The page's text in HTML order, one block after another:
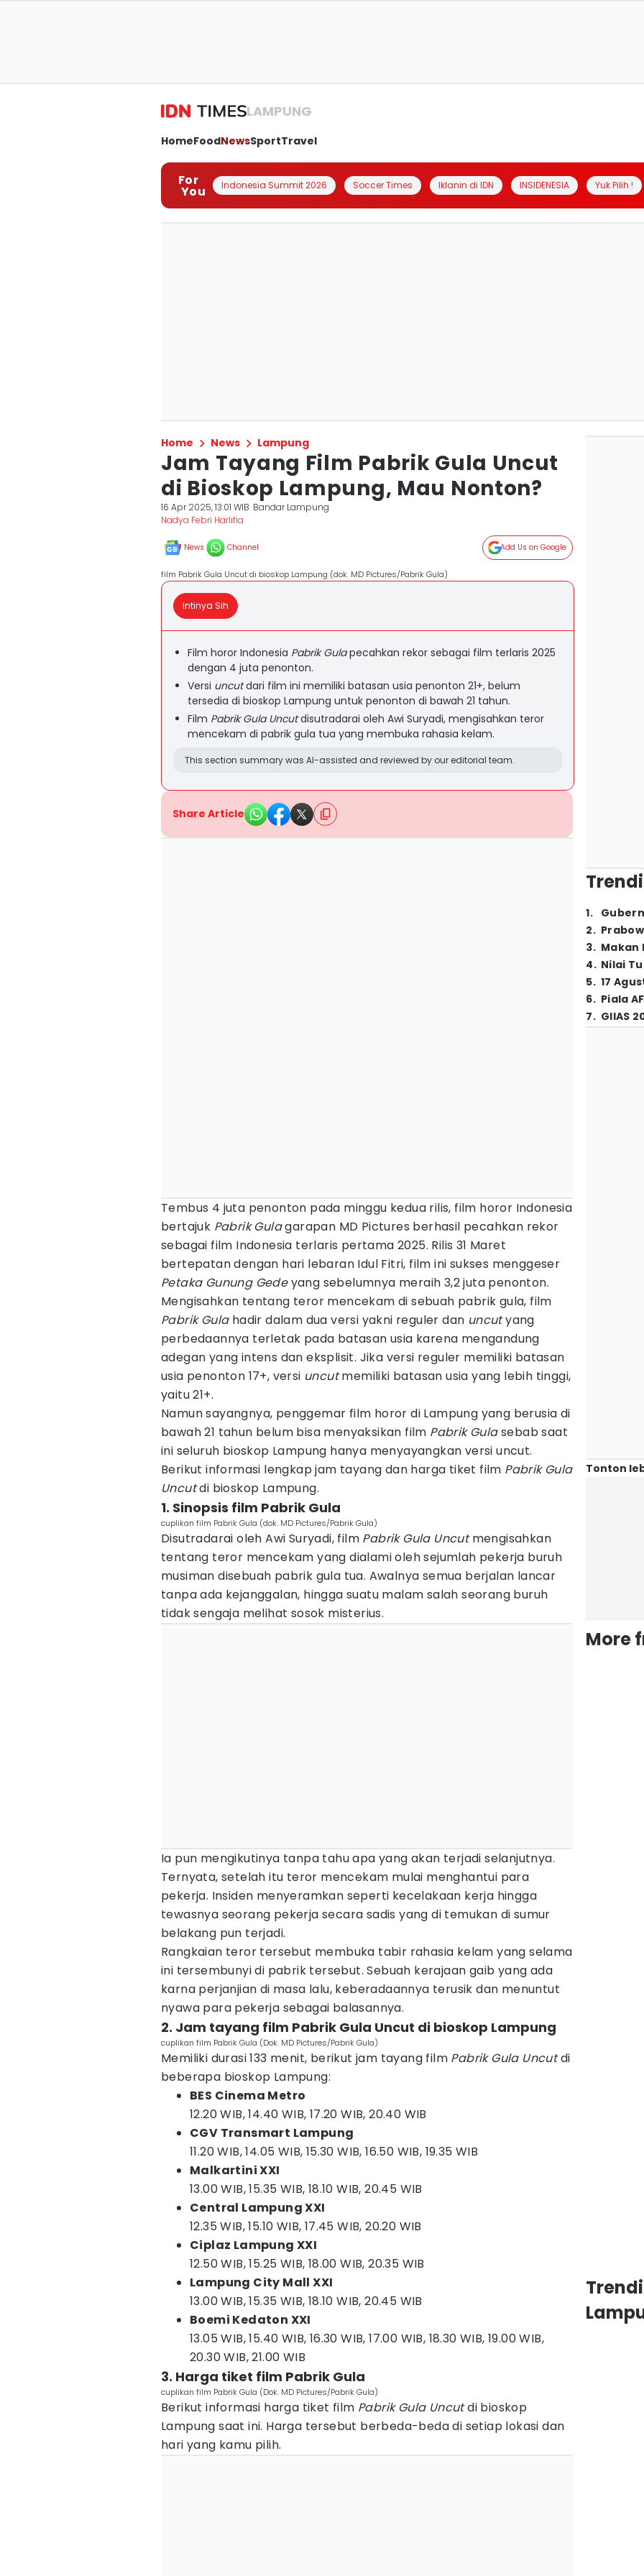
LAMPUNG
HomeFoodNewsSportTravel
For
You Indonesia Summit 2026 Soccer Times Iklanin di IDN INSIDENESIA Yuk Pilih !
Home News Lampung
Jam Tayang Film Pabrik Gula Uncut
di Bioskop Lampung, Mau Nonton?
16 Apr 2025, 13:01 WIB Bandar Lampung
Nadya Febri Harlifia
News Channel Add Us on Google
film Pabrik Gula Uncut di bioskop Lampung (dok. MD Pictures/Pabrik Gula)
Intinya Sih
Film horor Indonesia Pabrik Gulapecahkan rekor sebagai film terlaris 2025
dengan 4 juta penonton.
Versi uncutdari film ini memiliki batasan usia penonton 21+, belum
tersedia di bioskop Lampung untuk penonton di bawah 21 tahun.
Film Pabrik Gula Uncutdisutradarai oleh Awi Suryadi, mengisahkan teror
mencekam di pabrik gula tua yang membuka rahasia kelam.
This section summary was AI-assisted and reviewed by our editorial team.
Share Article
Tembus 4 juta penonton pada minggu kedua rilis, film horor Indonesia
bertajuk Pabrik Gulagarapan MD Pictures berhasil pecahkan rekor
sebagai film Indonesia terlaris pertama 2025. Rilis 31 Maret
bertepatan dengan hari lebaran Idul Fitri, film ini sukses menggeser
Petaka Gunung Gedeyang sebelumnya meraih 3,2 juta penonton.
Mengisahkan tentang teror mencekam di sebuah pabrik gula, film
Pabrik Gulahadir dalam dua versi yakni reguler dan uncutyang
perbedaannya terletak pada batasan usia karena mengandung
adegan yang intens dan eksplisit. Jika versi reguler memiliki batasan
usia penonton 17+, versi uncutmemiliki batasan usia yang lebih tinggi,
yaitu 21+.
Namun sayangnya, penggemar film horor di Lampung yang berusia di
bawah 21 tahun belum bisa menyaksikan film Pabrik Gulasebab saat
ini seluruh bioskop Lampung hanya menyayangkan versi uncut.
Berikut informasi lengkap jam tayang dan harga tiket film Pabrik Gula
Uncutdi bioskop Lampung.
1. Sinopsis film Pabrik Gula
cuplikan film Pabrik Gula (dok. MD Pictures/Pabrik Gula)
Disutradarai oleh Awi Suryadi, film Pabrik Gula Uncutmengisahkan
tentang teror mencekam yang dialami oleh sejumlah pekerja buruh
musiman disebuah pabrik gula tua. Awalnya semua berjalan lancar
tanpa ada kejanggalan, hingga suatu malam salah seorang buruh
tidak sengaja melihat sosok misterius.
Ia pun mengikutinya tanpa tahu apa yang akan terjadi selanjutnya.
Ternyata, setelah itu teror mencekam mulai menghantui para
pekerja. Insiden menyeramkan seperti kecelakaan kerja hingga
tewasnya seorang pekerja secara sadis yang di temukan di sumur
belakang pun terjadi.
Rangkaian teror tersebut membuka tabir rahasia kelam yang selama
ini tersembunyi di pabrik tersebut. Sebuah kerajaan gaib yang ada
karna perjanjian di masa lalu, keberadaannya terusik dan menuntut
nyawa para pekerja sebagai balasannya.
2. Jam tayang film Pabrik Gula Uncut di bioskop Lampung
cuplikan film Pabrik Gula (Dok. MD Pictures/Pabrik Gula)
Memiliki durasi 133 menit, berikut jam tayang film Pabrik Gula Uncutdi
beberapa bioskop Lampung:
BES Cinema Metro
12.20 WIB, 14.40 WIB, 17.20 WIB, 20.40 WIB
CGV Transmart Lampung
11.20 WIB, 14.05 WIB, 15.30 WIB, 16.50 WIB, 19.35 WIB
Malkartini XXI
13.00 WIB, 15.35 WIB, 18.10 WIB, 20.45 WIB
Central Lampung XXI
12.35 WIB, 15.10 WIB, 17.45 WIB, 20.20 WIB
Ciplaz Lampung XXI
12.50 WIB, 15.25 WIB, 18.00 WIB, 20.35 WIB
Lampung City Mall XXI
13.00 WIB, 15.35 WIB, 18.10 WIB, 20.45 WIB
Boemi Kedaton XXI
13.05 WIB, 15.40 WIB, 16.30 WIB, 17.00 WIB, 18.30 WIB, 19.00 WIB,
20.30 WIB, 21.00 WIB
3. Harga tiket film Pabrik Gula
cuplikan film Pabrik Gula (Dok. MD Pictures/Pabrik Gula)
Berikut informasi harga tiket film Pabrik Gula Uncutdi bioskop
Lampung saat ini. Harga tersebut berbeda-beda di setiap lokasi dan
hari yang kamu pilih.
1.
2.
3. Makan
4. Nilai
5. 17
6. Piala
7. GIIAS
Tonton
More